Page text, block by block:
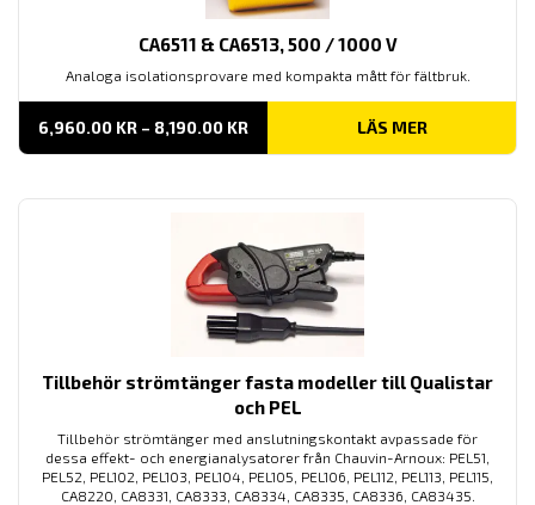
CA6511 & CA6513, 500 / 1000 V
Analoga isolationsprovare med kompakta mått för fältbruk.
6,960.00 KR – 8,190.00 KRPRISINTERVALL:
TILL
LÄS MER
Tillbehör strömtänger fasta modeller till Qualistar
och PEL
Tillbehör strömtänger med anslutningskontakt avpassade för
dessa effekt- och energianalysatorer från Chauvin-Arnoux: PEL51,
PEL52, PEL102, PEL103, PEL104, PEL105, PEL106, PEL112, PEL113, PEL115,
CA8220, CA8331, CA8333, CA8334, CA8335, CA8336, CA83435.